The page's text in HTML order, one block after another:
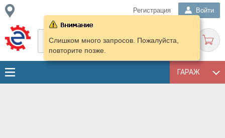
Регистрация Войти
ГАРАЖ
Слишком много запросов. Пожалуйста,
повторите позже.